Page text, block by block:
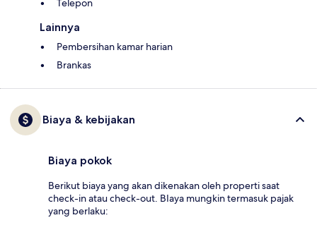
Telepon
Lainnya
Pembersihan kamar harian
Brankas
Biaya & kebijakan
Biaya pokok
Berikut biaya yang akan dikenakan oleh properti saat
check-in atau check-out. BIaya mungkin termasuk pajak
yang berlaku: